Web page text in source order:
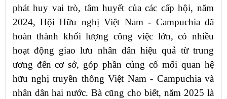
phát huy vai trò, tâm huyết của các cấp hội, năm
2024, Hội Hữu nghị Việt Nam - Campuchia đã
hoàn thành khối lượng công việc lớn, có nhiều
hoạt động giao lưu nhân dân hiệu quả từ trung
ương đến cơ sở, góp phần củng cố mối quan hệ
hữu nghị truyền thống Việt Nam - Campuchia và
nhân dân hai nước. Bà cũng cho biết, năm 2025 là